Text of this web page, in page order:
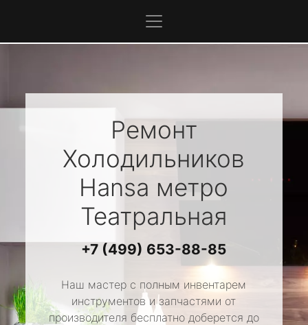
Ремонт
Холодильников
Hansa метро
Театральная
+7 (499) 653-88-85
Наш мастер с полным инвентарем
инструментов и запчастями от
производителя бесплатно доберется до